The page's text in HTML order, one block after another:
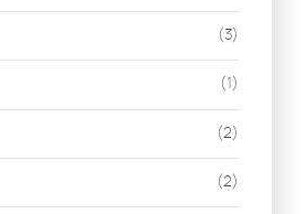
(3)
(1)
(2)
(2)